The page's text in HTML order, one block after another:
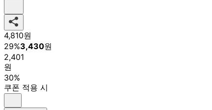
4,810원
29%3,430원
2,401
원
30%
쿠폰 적용 시